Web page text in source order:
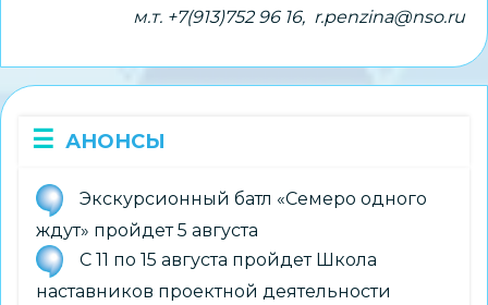
м.т. +7(913)752 96 16, r.penzina@nso.ru
АНОНСЫ
Экскурсионный батл «Семеро одного
ждут» пройдет 5 августа
С 11 по 15 августа пройдет Школа
наставников проектной деятельности